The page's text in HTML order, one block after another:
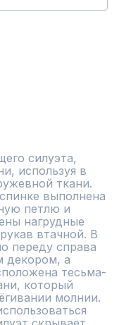
силуэта,
используя в
ткани.
выполнена
петлю и
нагрудные
втачной. В
переду справа
декором, а
тесьма-
который
молнии.